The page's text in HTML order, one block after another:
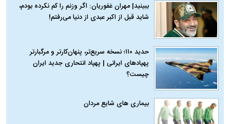
ببینید| مهران غفوریان: اگر وزنم را کم نکرده بودم،
شاید قبل از اکبر عبدی از دنیا می‌رفتم!
حدید ۱۱۰؛ نسخه سریع‌تر، پنهان‌کارتر و مرگبارتر
پهپادهای ایرانی | پهپاد انتحاری جدید ایران
چیست؟
بیماری‌ های شایع مردان